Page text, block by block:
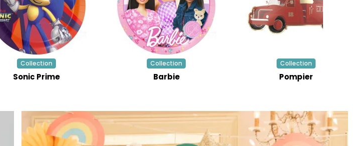
Collection
Sonic Prime
Collection
Barbie
Collection
Pompier